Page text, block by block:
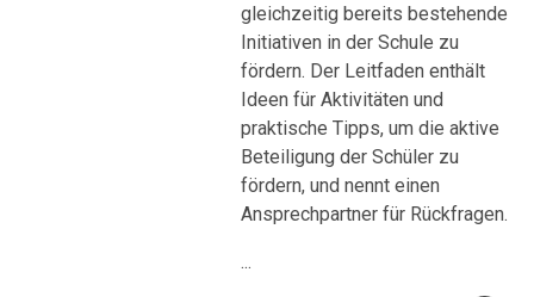
gleichzeitig bereits bestehende
Initiativen in der Schule zu
fördern. Der Leitfaden enthält
Ideen für Aktivitäten und
praktische Tipps, um die aktive
Beteiligung der Schüler zu
fördern, und nennt einen
Ansprechpartner für Rückfragen.
...